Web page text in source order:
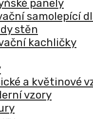
panely
samolepící
stěn
kachličky
a květinové
vzory